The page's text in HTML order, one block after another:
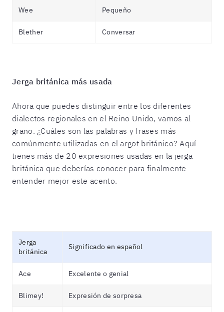
Wee Pequeño
Blether Conversar
Jerga británica más usada
Ahora que puedes distinguir entre los diferentes
dialectos regionales en el Reino Unido, vamos al
grano. ¿Cuáles son las palabras y frases más
comúnmente utilizadas en el argot británico? Aquí
tienes más de 20 expresiones usadas en la jerga
británica que deberías conocer para finalmente
entender mejor este acento.
Jerga
británica
Significado en español
Ace Excelente o genial
Blimey! Expresión de sorpresa